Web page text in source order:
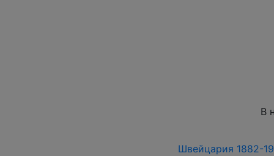
В
Швейцария 1882-